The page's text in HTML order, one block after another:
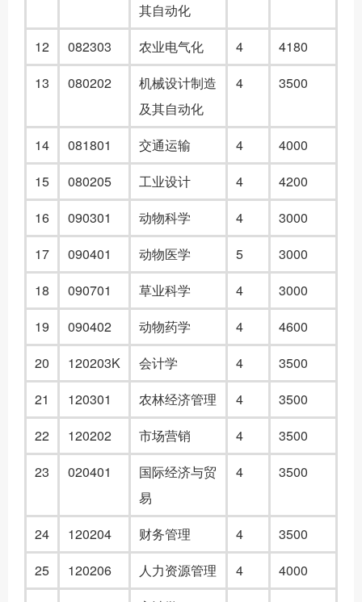
其自动化
12 082303 农业电气化 4
4180
13
080202
机械设计制造
及其自动化
4 3500
14 081801 交通运输 4
4000
15
080205 工业设计 4
4200
16
090301 动物科学 4
3000
17
090401 动物医学 5
3000
18
090701 草业科学 4
3000
19
090402 动物药学 4
4600
20
120203K 会计学 4
3500
21
120301 农林经济管理 4
3500
22
120202 市场营销 4
3500
23 020401
国际经济与贸
易
4 3500
24 120204 财务管理 4
3500
25 120206 人力资源管理 4
4000